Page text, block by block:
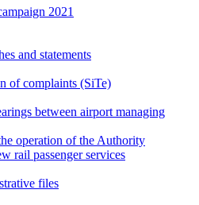
2021
and statements
of complaints (SiTe)
between airport managing
operation of the Authority
rail passenger services
files